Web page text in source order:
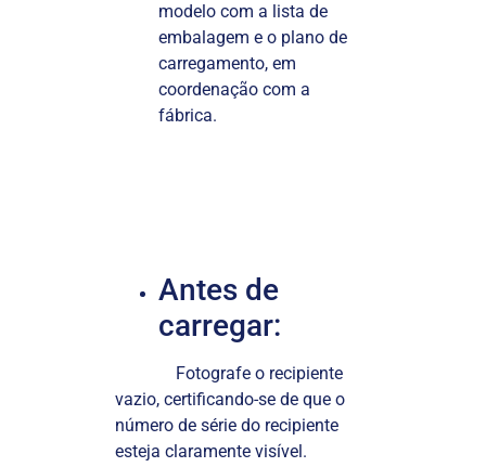
modelo com a lista de
embalagem e o plano de
carregamento, em
coordenação com a
fábrica.
Antes de
carregar:
Fotografe o recipiente
vazio, certificando-se de que o
número de série do recipiente
esteja claramente visível.